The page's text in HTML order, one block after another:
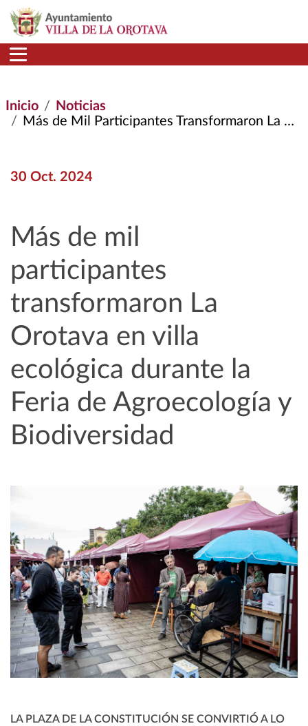
Pasar al contenido principal
Inicio
Noticias
Más de Mil Participantes Transformaron La Orotava En Villa Ecológica Durante La Feria de Agroecología y Biodiversidad
30 Oct. 2024
Más de mil
participantes
transformaron La
Orotava en villa
ecológica durante la
Feria de Agroecología y
Biodiversidad
LA PLAZA DE LA CONSTITUCIÓN SE CONVIRTIÓ A LO